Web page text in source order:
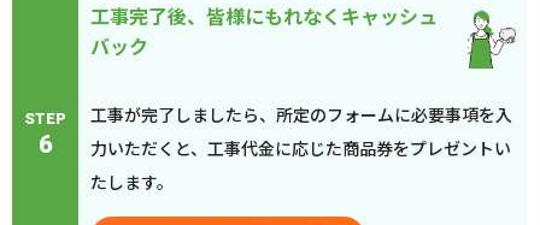
STEP
6
工事完了後、皆様にもれなくキャッシュ
バック
工事が完了しましたら、所定のフォームに必要事項を入
力いただくと、工事代金に応じた商品券をプレゼントい
たします。